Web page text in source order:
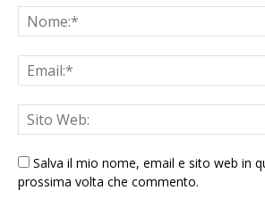
Salva il mio nome, email e sito web in
prossima volta che commento.